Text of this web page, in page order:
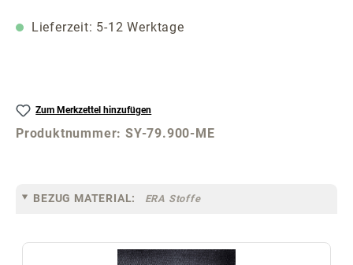
Lieferzeit: 5-12 Werktage
Zum Merkzettel hinzufügen
Produktnummer:SY-79.900-ME
BEZUG MATERIAL: ERA Stoffe